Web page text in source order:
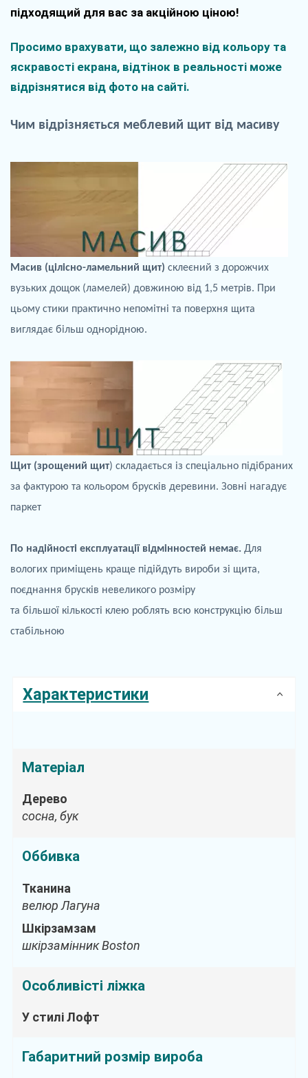
підходящий для вас за акційною ціною!
Просимо врахувати, що залежно від кольору та
яскравості екрана, відтінок в реальності може
відрізнятися від фото на сайті.
Чим відрізняється меблевий щит від масиву
Масив (цілісно-ламельний щит) склеєний з дорожчих
вузьких дощок (ламелей) довжиною від 1,5 метрів. При
цьому стики практично непомітні та поверхня щита
виглядає більш однорідною.
Щит (зрощений щит) складається із спеціально підібраних
за фактурою та кольором брусків деревини. Зовні нагадує
паркет
По надійності експлуатації відмінностей немає. Для
вологих приміщень краще підійдуть вироби зі щита,
поєднання брусків невеликого розміру
та більшої кількості клею роблять всю конструкцію більш
стабільною
Характеристики
Матеріал
Дерево
сосна, бук
Оббивка
Тканина
велюр Лагуна
Шкірзамзам
шкірзамінник Boston
Особливісті ліжка
У стилі Лофт
Габаритний розмір вироба